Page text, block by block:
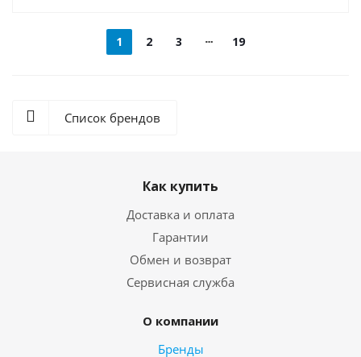
1 2 3 19
Список брендов
Как купить
Доставка и оплата
Гарантии
Обмен и возврат
Сервисная служба
О компании
Бренды